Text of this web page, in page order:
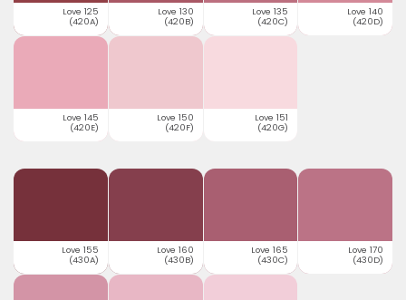
Love 125
(420A)
Love 130
(420B)
Love 135
(420C)
Love 140
(420D)
Love 145
(420E)
Love 150
(420F)
Love 151
(420G)
Love 155
(430A)
Love 160
(430B)
Love 165
(430C)
Love 170
(430D)